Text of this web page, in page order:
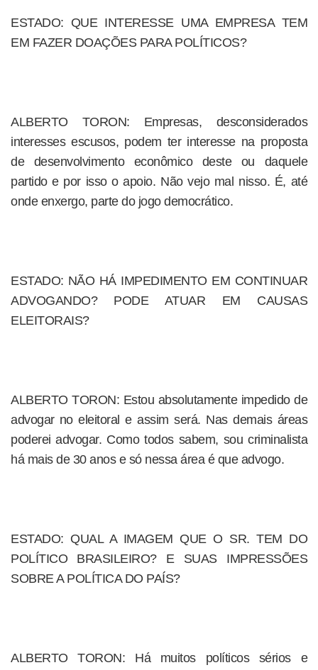
ESTADO: QUE INTERESSE UMA EMPRESA TEM
EM FAZER DOAÇÕES PARA POLÍTICOS?
ALBERTO TORON: Empresas, desconsiderados
interesses escusos, podem ter interesse na proposta
de desenvolvimento econômico deste ou daquele
partido e por isso o apoio. Não vejo mal nisso. É, até
onde enxergo, parte do jogo democrático.
ESTADO: NÃO HÁ IMPEDIMENTO EM CONTINUAR
ADVOGANDO? PODE ATUAR EM CAUSAS
ELEITORAIS?
ALBERTO TORON: Estou absolutamente impedido de
advogar no eleitoral e assim será. Nas demais áreas
poderei advogar. Como todos sabem, sou criminalista
há mais de 30 anos e só nessa área é que advogo.
ESTADO: QUAL A IMAGEM QUE O SR. TEM DO
POLÍTICO BRASILEIRO? E SUAS IMPRESSÕES
SOBRE A POLÍTICA DO PAÍS?
ALBERTO TORON: Há muitos políticos sérios e